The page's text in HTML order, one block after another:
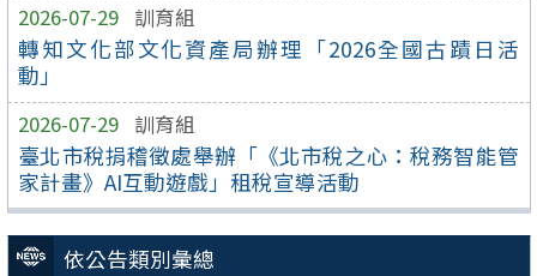
2026-07-29 訓育組
轉知文化部文化資產局辦理「2026全國古蹟日活
動」
2026-07-29 訓育組
臺北市稅捐稽徵處舉辦「《北市稅之心：稅務智能管
家計畫》AI互動遊戲」租稅宣導活動
依公告類別彙總